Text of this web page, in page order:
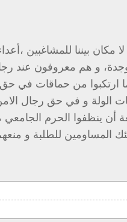
مكان بيننا للمشاغبين
و هم معروفون عند
ارتكبوا من حماقات في حق
الولة و في حق رجال
أن ينظفوا الحرم
المساومين للطلبة و